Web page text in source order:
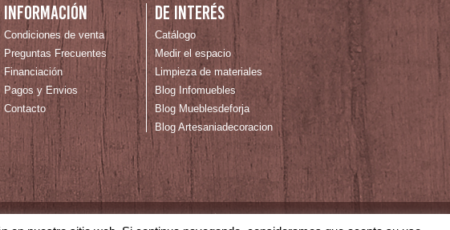
Información
Condiciones de venta
Preguntas Frecuentes
Financiación
Pagos y Envios
Contacto
De interés
Catálogo
Medir el espacio
Limpieza de materiales
Blog Infomuebles
Blog Mueblesdeforja
Blog Artesaniadecoracion